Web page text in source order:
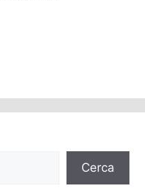
Cerca